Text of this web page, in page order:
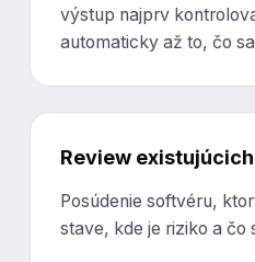
výstup najprv
automaticky až to, čo
Review
Posúdenie softvéru,
stave, kde je riziko a čo